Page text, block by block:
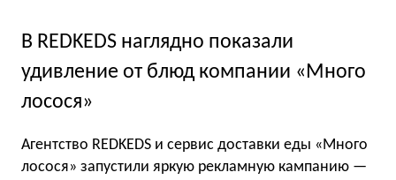
В REDKEDS наглядно показали
удивление от блюд компании «Много
лосося»
Агентство REDKEDS и сервис доставки еды «Много
лосося» запустили яркую рекламную кампанию —